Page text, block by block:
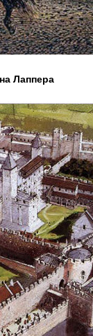
Лаппера